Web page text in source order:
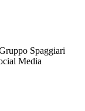
Spaggiari
Media